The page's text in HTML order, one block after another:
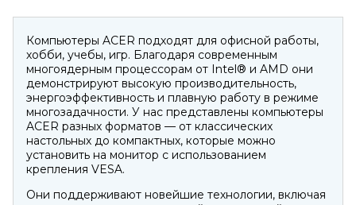
Компьютеры ACER подходят для офисной работы,
хобби, учебы, игр. Благодаря современным
многоядерным процессорам от Intel® и AMD они
демонстрируют высокую производительность,
энергоэффективность и плавную работу в режиме
многозадачности. У нас представлены компьютеры
ACER разных форматов — от классических
настольных до компактных, которые можно
установить на монитор с использованием
крепления VESA.
Они поддерживают новейшие технологии, включая